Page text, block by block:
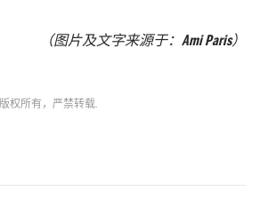
（图片及文字来源于： Ami Paris）
版权所有，严禁转载.